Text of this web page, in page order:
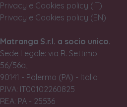
Privacy e Cookies policy (IT)
Privacy e Cookies policy (EN)
Matranga S.r.l. a socio unico.
Sede Legale: via R. Settimo
56/56a,
90141 - Palermo (PA) - Italia
P.IVA: IT00102260825
REA: PA - 25536